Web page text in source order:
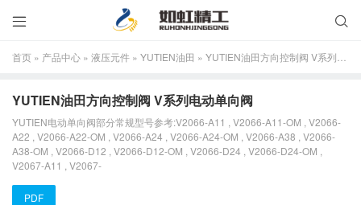


首页 » 产品中心 » 液压元件 » YUTIEN油田 » YUTIEN油田方向控制阀 V系列电动单向阀
YUTIEN油田方向控制阀 V系列电动单向阀
YUTIEN电动单向阀部分常规型号参考:V2066-A11 , V2066-A11-OM , V2066-
A22 , V2066-A22-OM , V2066-A24 , V2066-A24-OM , V2066-A38 , V2066-
A38-OM , V2066-D12 , V2066-D12-OM , V2066-D24 , V2066-D24-OM ,
V2067-A11 , V2067-
PDF